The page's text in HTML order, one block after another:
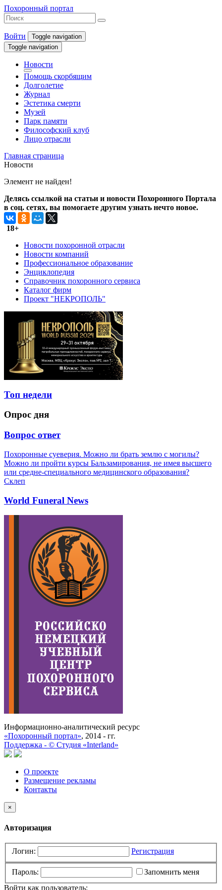
Похоронный портал
Войти
Toggle navigation
Toggle navigation
Новости
Помощь скорбящим
Долголетие
Журнал
Эстетика смерти
Музей
Парк памяти
Философский клуб
Лицо отрасли
Главная страница
Новости
Элемент не найден!
Делясь ссылкой на статьи и новости Похоронного Портала
в соц. сетях, вы помогаете другим узнать нечто новое.
18+
Новости похоронной отрасли
Новости компаний
Профессиональное образование
Энциклопедия
Справочник похоронного сервиса
Каталог фирм
Проект "НЕКРОПОЛЬ"
Топ недели
Опрос дня
Вопрос ответ
Похоронные суеверия. Можно ли брать землю с могилы?
Можно ли пройти курсы Бальзамирования, не имея высшего
или средне-специального медицинского образования?
Склеп
World Funeral News
Информационно-аналитический ресурс
«Похоронный портал», 2014 - гг.
Поддержка - © Cтудия «Interland»
О проекте
Размещение рекламы
Контакты
×
Авторизация
Логин: Регистрация
Пароль:
Запомнить меня
Войти как пользователь: